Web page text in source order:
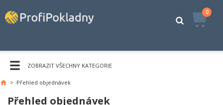
0
ZOBRAZIT VŠECHNY KATEGORIE
stránka
> Přehled objednávek
Přehled objednávek